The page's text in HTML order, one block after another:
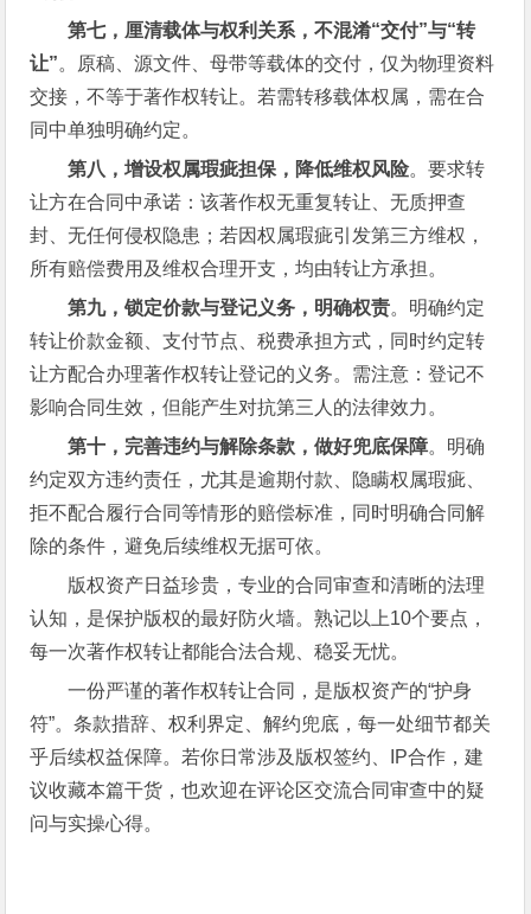
第七，厘清载体与权利关系，不混淆“交付”与“转
让”。原稿、源文件、母带等载体的交付，仅为物理资料
交接，不等于著作权转让。若需转移载体权属，需在合
同中单独明确约定。
第八，增设权属瑕疵担保，降低维权风险。要求转
让方在合同中承诺：该著作权无重复转让、无质押查
封、无任何侵权隐患；若因权属瑕疵引发第三方维权，
所有赔偿费用及维权合理开支，均由转让方承担。
第九，锁定价款与登记义务，明确权责。明确约定
转让价款金额、支付节点、税费承担方式，同时约定转
让方配合办理著作权转让登记的义务。需注意：登记不
影响合同生效，但能产生对抗第三人的法律效力。
第十，完善违约与解除条款，做好兜底保障。明确
约定双方违约责任，尤其是逾期付款、隐瞒权属瑕疵、
拒不配合履行合同等情形的赔偿标准，同时明确合同解
除的条件，避免后续维权无据可依。
版权资产日益珍贵，专业的合同审查和清晰的法理
认知，是保护版权的最好防火墙。熟记以上10个要点，
每一次著作权转让都能合法合规、稳妥无忧。
一份严谨的著作权转让合同，是版权资产的“护身
符”。条款措辞、权利界定、解约兜底，每一处细节都关
乎后续权益保障。若你日常涉及版权签约、IP合作，建
议收藏本篇干货，也欢迎在评论区交流合同审查中的疑
问与实操心得。